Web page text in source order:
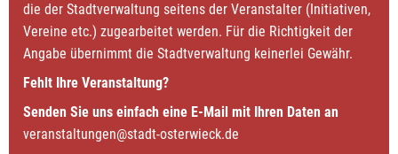
die der Stadtverwaltung seitens der Veranstalter (Initiativen,
Vereine etc.) zugearbeitet werden. Für die Richtigkeit der
Angabe übernimmt die Stadtverwaltung keinerlei Gewähr.
Fehlt Ihre Veranstaltung?
Senden Sie uns einfach eine E-Mail mit Ihren Daten an
veranstaltungen@stadt-osterwieck.de